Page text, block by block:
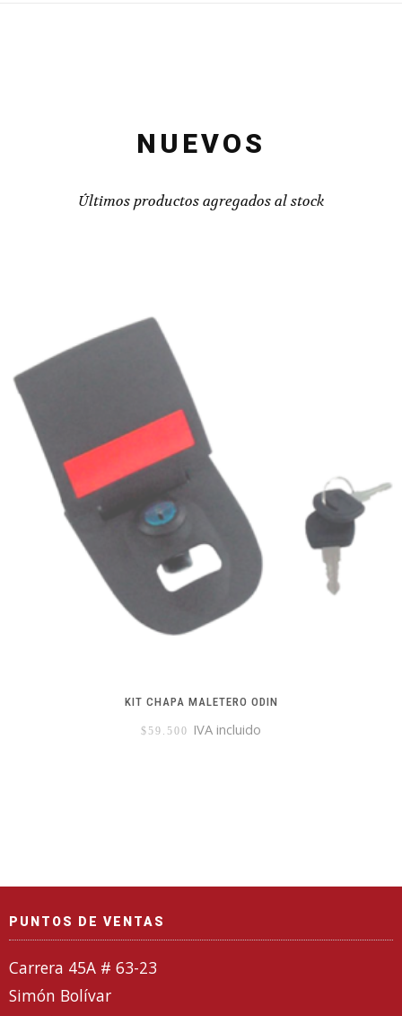
NUEVOS
Últimos productos agregados al stock
KIT CHAPA MALETERO ODIN
$ 59.500 IVA incluido
PUNTOS DE VENTAS
Carrera 45A # 63-23
Simón Bolívar